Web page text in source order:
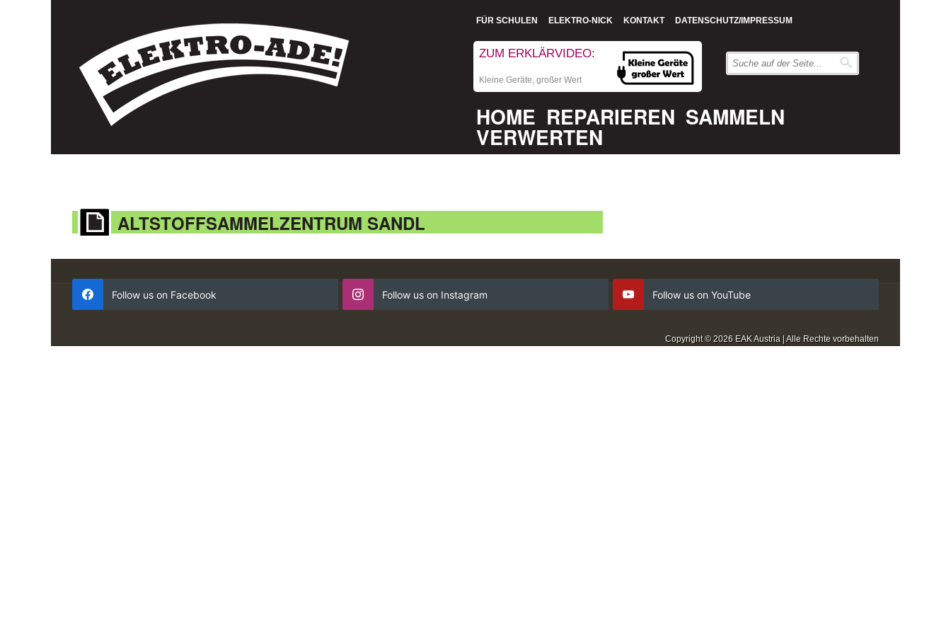
FÜR SCHULEN ELEKTRO-NICK KONTAKT DATENSCHUTZ/IMPRESSUM
ZUM ERKLÄRVIDEO:
Kleine Geräte, großer Wert
HOME REPARIEREN SAMMELN
VERWERTEN
ALTSTOFFSAMMELZENTRUM SANDL
Follow us on Facebook Follow us on Instagram Follow us on YouTube
Copyright © 2026 EAK Austria | Alle Rechte vorbehalten